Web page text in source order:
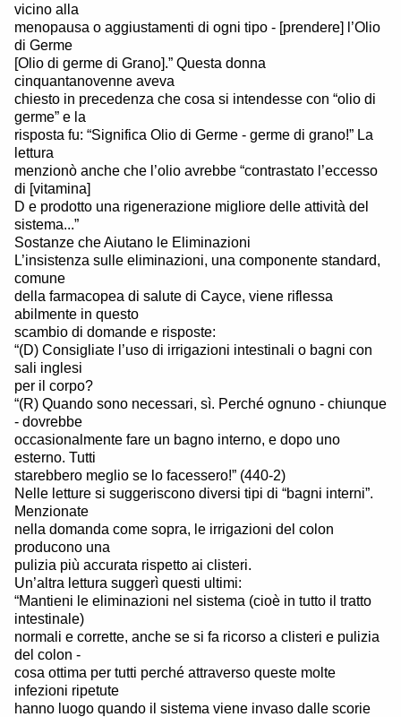
vicino alla
menopausa o aggiustamenti di ogni tipo - [prendere] l’Olio
di Germe
[Olio di germe di Grano].” Questa donna
cinquantanovenne aveva
chiesto in precedenza che cosa si intendesse con “olio di
germe” e la
risposta fu: “Significa Olio di Germe - germe di grano!” La
lettura
menzionò anche che l’olio avrebbe “contrastato l’eccesso
di [vitamina]
D e prodotto una rigenerazione migliore delle attività del
sistema...”
Sostanze che Aiutano le Eliminazioni
L’insistenza sulle eliminazioni, una componente standard,
comune
della farmacopea di salute di Cayce, viene riflessa
abilmente in questo
scambio di domande e risposte:
“(D) Consigliate l’uso di irrigazioni intestinali o bagni con
sali inglesi
per il corpo?
“(R) Quando sono necessari, sì. Perché ognuno - chiunque
- dovrebbe
occasionalmente fare un bagno interno, e dopo uno
esterno. Tutti
starebbero meglio se lo facessero!” (440-2)
Nelle letture si suggeriscono diversi tipi di “bagni interni”.
Menzionate
nella domanda come sopra, le irrigazioni del colon
producono una
pulizia più accurata rispetto ai clisteri.
Un’altra lettura suggerì questi ultimi:
“Mantieni le eliminazioni nel sistema (cioè in tutto il tratto
intestinale)
normali e corrette, anche se si fa ricorso a clisteri e pulizia
del colon -
cosa ottima per tutti perché attraverso queste molte
infezioni ripetute
hanno luogo quando il sistema viene invaso dalle scorie